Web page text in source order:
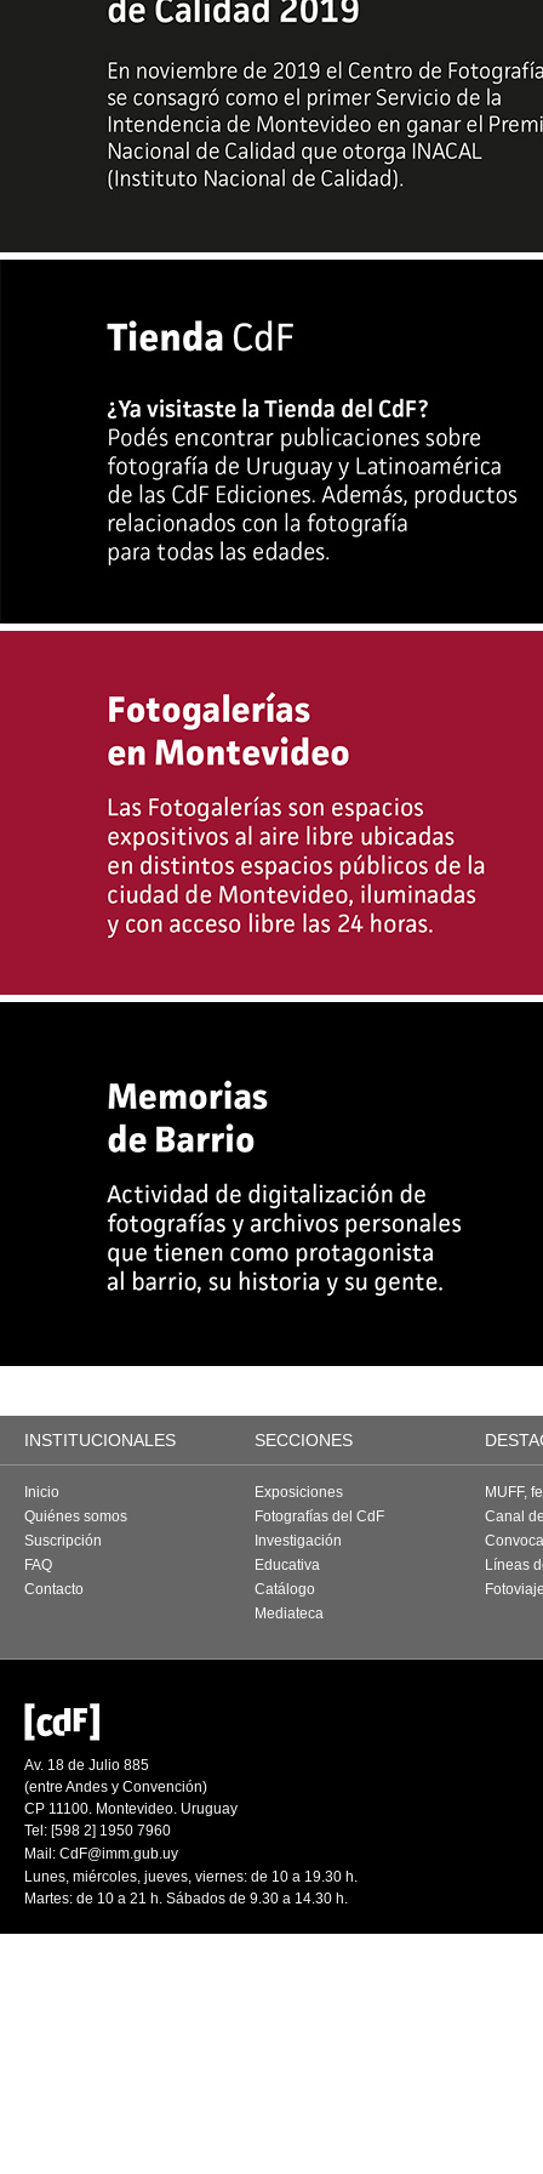
INSTITUCIONALES SECCIONES
Inicio
Quiénes somos
Suscripción
FAQ
Contacto
Exposiciones
Fotografías del CdF
Investigación
Educativa
Catálogo
Mediateca
MUFF,
Canal
Líneas
Av. 18 de Julio 885
(entre Andes y Convención)
CP 11100. Montevideo. Uruguay
Tel: [598 2] 1950 7960
Mail: CdF@imm.gub.uy
Lunes, miércoles, jueves, viernes: de 10 a 19.30 h.
Martes: de 10 a 21 h. Sábados de 9.30 a 14.30 h.